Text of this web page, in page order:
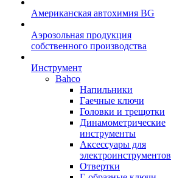
Американская автохимия BG
Аэрозольная продукция
собственного производства
Инструмент
Bahco
Напильники
Гаечные ключи
Головки и трещотки
Динамометрические
инструменты
Аксессуары для
электроинструментов
Отвертки